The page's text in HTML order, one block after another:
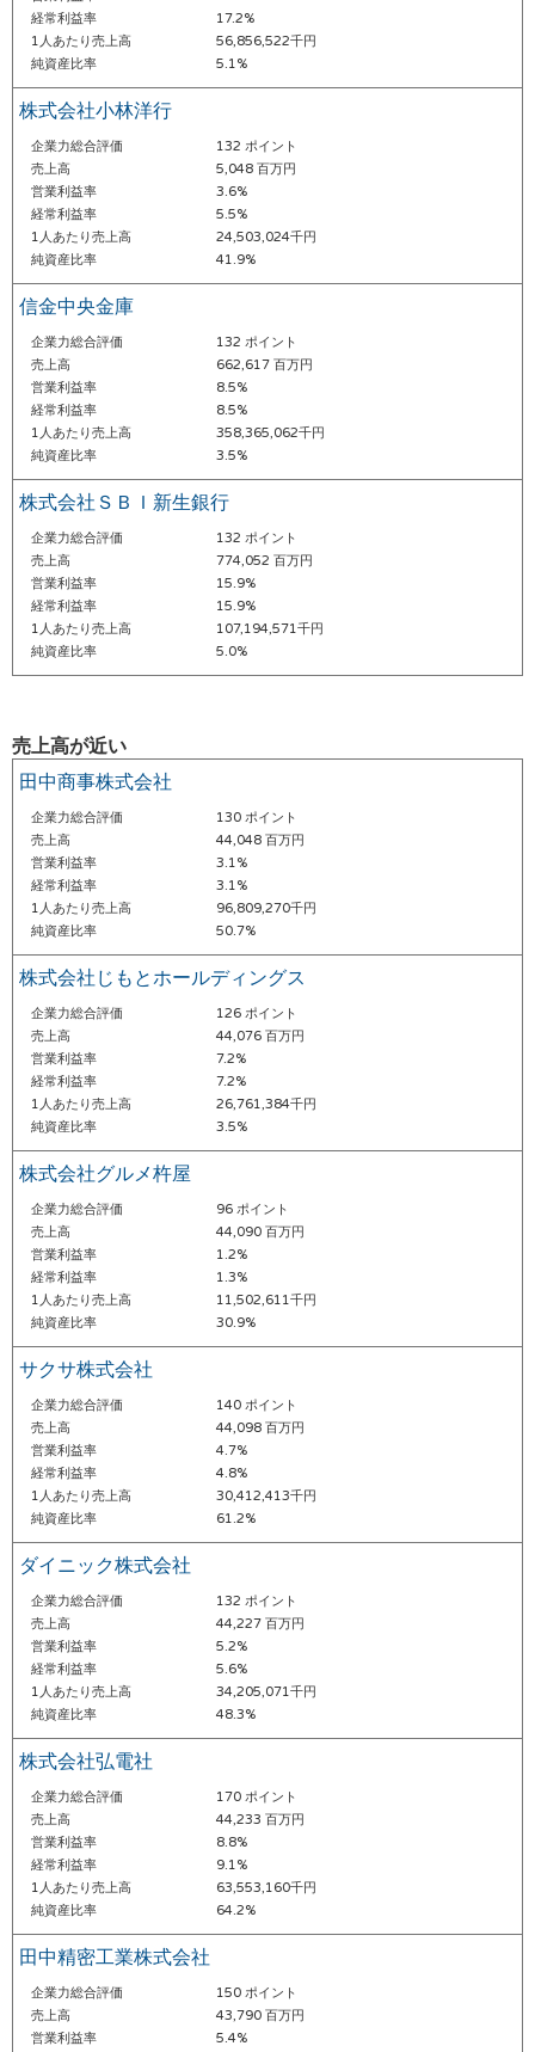
経常利益率
17.2%
1人あたり売上高
56,856,522千円
純資産比率
5.1%
株式会社小林洋行
企業力総合評価
132 ポイント
売上高
5,048 百万円
営業利益率
3.6%
経常利益率
5.5%
1人あたり売上高
24,503,024千円
純資産比率
41.9%
信金中央金庫
企業力総合評価
132 ポイント
売上高
662,617 百万円
営業利益率
8.5%
経常利益率
8.5%
1人あたり売上高
358,365,062千円
純資産比率
3.5%
株式会社ＳＢＩ新生銀行
企業力総合評価
132 ポイント
売上高
774,052 百万円
営業利益率
15.9%
経常利益率
15.9%
1人あたり売上高
107,194,571千円
純資産比率
5.0%
売上高が近い
田中商事株式会社
企業力総合評価
130 ポイント
売上高
44,048 百万円
営業利益率
3.1%
経常利益率
3.1%
1人あたり売上高
96,809,270千円
純資産比率
50.7%
株式会社じもとホールディングス
企業力総合評価
126 ポイント
売上高
44,076 百万円
営業利益率
7.2%
経常利益率
7.2%
1人あたり売上高
26,761,384千円
純資産比率
3.5%
株式会社グルメ杵屋
企業力総合評価
96 ポイント
売上高
44,090 百万円
営業利益率
1.2%
経常利益率
1.3%
1人あたり売上高
11,502,611千円
純資産比率
30.9%
サクサ株式会社
企業力総合評価
140 ポイント
売上高
44,098 百万円
営業利益率
4.7%
経常利益率
4.8%
1人あたり売上高
30,412,413千円
純資産比率
61.2%
ダイニック株式会社
企業力総合評価
132 ポイント
売上高
44,227 百万円
営業利益率
5.2%
経常利益率
5.6%
1人あたり売上高
34,205,071千円
純資産比率
48.3%
株式会社弘電社
企業力総合評価
170 ポイント
売上高
44,233 百万円
営業利益率
8.8%
経常利益率
9.1%
1人あたり売上高
63,553,160千円
純資産比率
64.2%
田中精密工業株式会社
企業力総合評価
150 ポイント
売上高
43,790 百万円
営業利益率
5.4%